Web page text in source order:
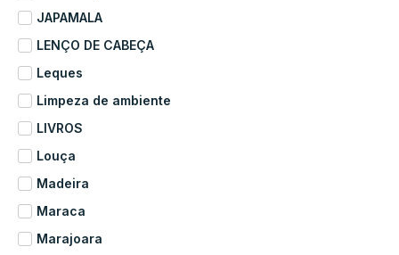
JAPAMALA
LENÇO DE CABEÇA
Leques
Limpeza de ambiente
LIVROS
Louça
Madeira
Maraca
Marajoara